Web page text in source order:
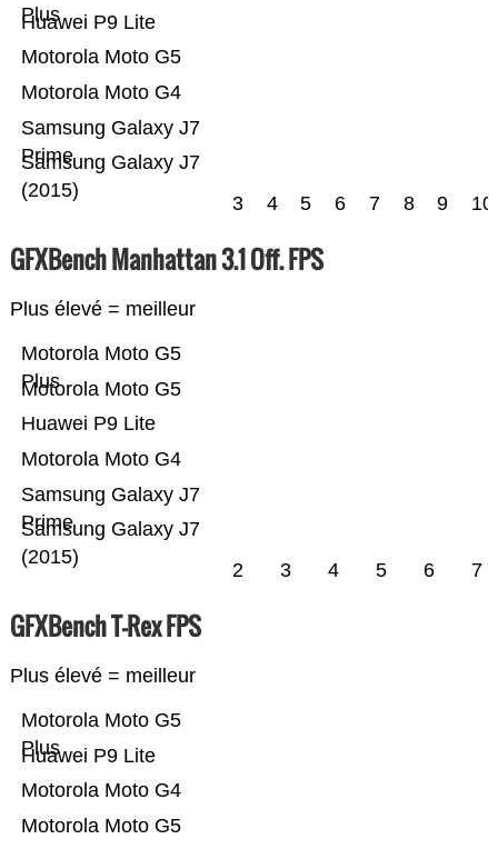
Samsung Galaxy J7
(2015)
Samsung Galaxy J7
Prime
Motorola Moto G4
Motorola Moto G5
Huawei P9 Lite
Plus
3 4 5 6 7 8 9 10
GFXBench Manhattan 3.1 Off. FPS
Plus élevé = meilleur
Samsung Galaxy J7
(2015)
Samsung Galaxy J7
Prime
Motorola Moto G4
Huawei P9 Lite
Motorola Moto G5
Motorola Moto G5
Plus
2 3 4 5 6 7
GFXBench T-Rex FPS
Plus élevé = meilleur
Motorola Moto G5
Motorola Moto G4
Huawei P9 Lite
Motorola Moto G5
Plus